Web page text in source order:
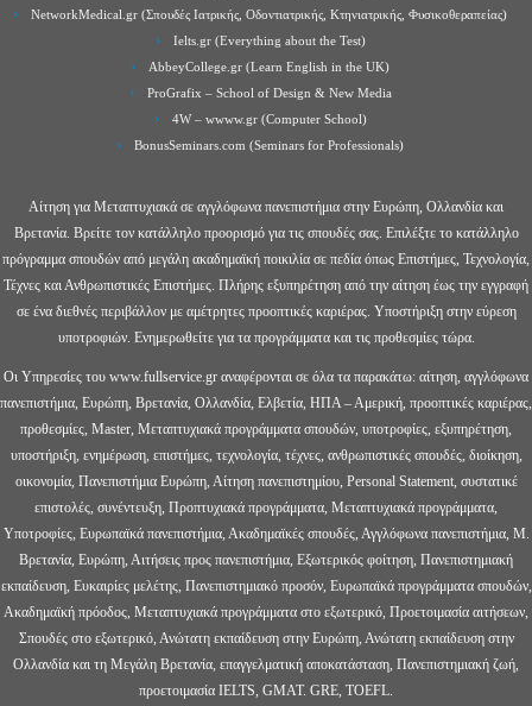
NetworkMedical.gr (Σπουδές Ιατρικής, Οδοντιατρικής, Κτηνιατρικής, Φυσικοθεραπείας)
Ielts.gr (Everything about the Test)
AbbeyCollege.gr (Learn English in the UK)
ProGrafix – School of Design & New Media
4W – wwww.gr (Computer School)
BonusSeminars.com (Seminars for Professionals)
Αίτηση για Μεταπτυχιακά σε αγγλόφωνα πανεπιστήμια στην Ευρώπη, Ολλανδία και
Βρετανία. Βρείτε τον κατάλληλο προορισμό για τις σπουδές σας. Επιλέξτε το κατάλληλο
πρόγραμμα σπουδών από μεγάλη ακαδημαϊκή ποικιλία σε πεδία όπως Επιστήμες, Τεχνολογία,
Τέχνες και Ανθρωπιστικές Επιστήμες. Πλήρης εξυπηρέτηση από την αίτηση έως την εγγραφή
σε ένα διεθνές περιβάλλον με αμέτρητες προοπτικές καριέρας. Υποστήριξη στην εύρεση
υποτροφιών. Ενημερωθείτε για τα προγράμματα και τις προθεσμίες τώρα.
Οι Υπηρεσίες του www.fullservice.gr αναφέρονται σε όλα τα παρακάτω: αίτηση, αγγλόφωνα
πανεπιστήμια, Ευρώπη, Βρετανία, Ολλανδία, Ελβετία, ΗΠΑ – Αμερική, προοπτικές καριέρας,
προθεσμίες, Master, Μεταπτυχιακά προγράμματα σπουδών, υποτροφίες, εξυπηρέτηση,
υποστήριξη, ενημέρωση, επιστήμες, τεχνολογία, τέχνες, ανθρωπιστικές σπουδές, διοίκηση,
οικονομία, Πανεπιστήμια Ευρώπη, Αίτηση πανεπιστημίου, Personal Statement, συστατικέ
επιστολές, συνέντευξη, Προπτυχιακά προγράμματα, Μεταπτυχιακά προγράμματα,
Υποτροφίες, Ευρωπαϊκά πανεπιστήμια, Ακαδημαϊκές σπουδές, Αγγλόφωνα πανεπιστήμια, Μ.
Βρετανία, Ευρώπη, Αιτήσεις προς πανεπιστήμια, Εξωτερικός φοίτηση, Πανεπιστημιακή
εκπαίδευση, Ευκαιρίες μελέτης, Πανεπιστημιακό προσόν, Ευρωπαϊκά προγράμματα σπουδών,
Ακαδημαϊκή πρόοδος, Μεταπτυχιακά προγράμματα στο εξωτερικό, Προετοιμασία αιτήσεων,
Σπουδές στο εξωτερικό, Ανώτατη εκπαίδευση στην Ευρώπη, Ανώτατη εκπαίδευση στην
Ολλανδία και τη Μεγάλη Βρετανία, επαγγελματική αποκατάσταση, Πανεπιστημιακή ζωή,
προετοιμασία IELTS, GMAT. GRE, TOEFL.